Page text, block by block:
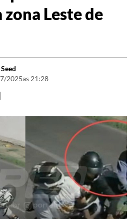
zona Leste de
2025as 21:28